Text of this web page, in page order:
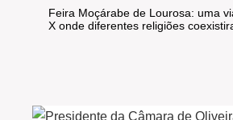
Feira Moçárabe de Lourosa: uma
X onde diferentes religiões